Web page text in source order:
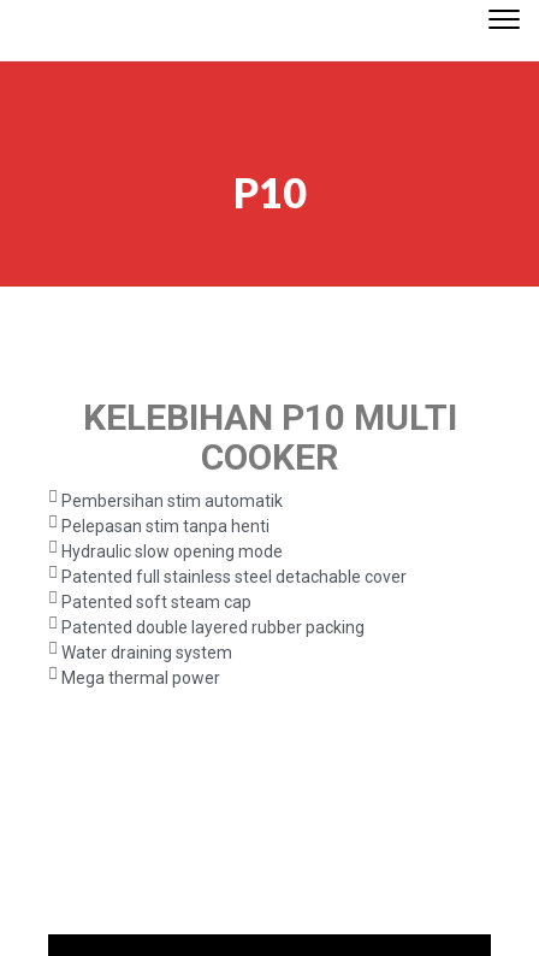
P10
KELEBIHAN P10 MULTI
COOKER
Pembersihan stim automatik
Pelepasan stim tanpa henti
Hydraulic slow opening mode
Patented full stainless steel detachable cover
Patented soft steam cap
Patented double layered rubber packing
Water draining system
Mega thermal power